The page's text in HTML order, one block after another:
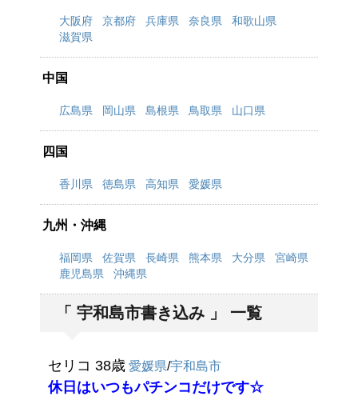
大阪府 京都府 兵庫県 奈良県
和歌山県
滋賀県
中国
広島県 岡山県 島根県 鳥取県 山口県
四国
香川県 徳島県 高知県 愛媛県
九州・沖縄
福岡県 佐賀県 長崎県 熊本県 大分県
宮崎県
鹿児島県
沖縄県
「 宇和島市書き込み 」 一覧
セリコ 38歳 愛媛県/宇和島市
休日はいつもパチンコだけです☆